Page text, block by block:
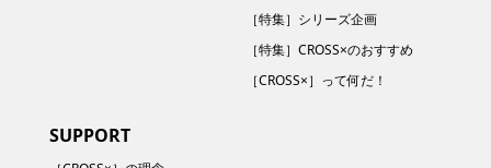
［特集］シリーズ企画
［特集］CROSS×のおすすめ
［CROSS×］って何だ！
SUPPORT